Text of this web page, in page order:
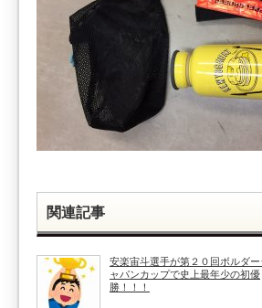
関連記事
安楽宙斗選手が第２０回ボルダー
ャパンカップで史上最年少の初優
勝！！！